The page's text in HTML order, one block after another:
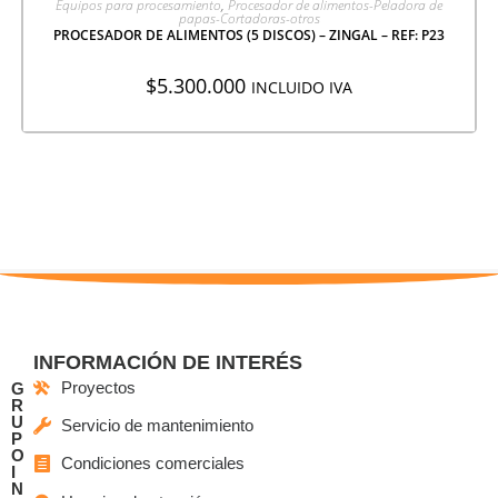
Equipos para procesamiento, Procesador de alimentos-Peladora de
papas-Cortadoras-otros
PROCESADOR DE ALIMENTOS (5 DISCOS) – ZINGAL – REF: P23
$5.300.000 INCLUIDO IVA
G
R
U
P
O
I
N
INFORMACIÓN DE INTERÉS
Proyectos
Servicio de mantenimiento
Condiciones comerciales